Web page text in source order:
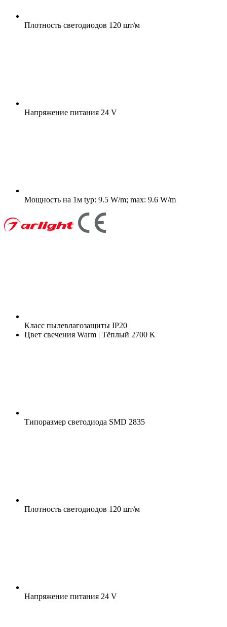
Плотность светодиодов 120 шт/м
Напряжение питания 24 V
Мощность на 1м typ: 9.5 W/m; max: 9.6 W/m
Класс пылевлагозащиты IP20
Цвет свечения Warm | Тёплый 2700 K
Типоразмер светодиода SMD 2835
Плотность светодиодов 120 шт/м
Напряжение питания 24 V